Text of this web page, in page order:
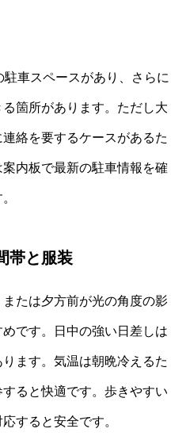
車スペースがあり、さらに
箇所があります。ただし大
絡を要するケースがあるた
内板で最新の駐車情報を確
帯と服装
たは夕方前が光の角度の影
です。日中の強い日差しは
ます。気温は朝晩冷えるた
ると快適です。歩きやすい
すると安全です。